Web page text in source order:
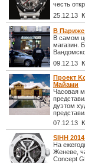
честь
25.12.13
В Париже
В самом
магазин.
09.12.13
Проект
Майами
Часовая
дуэтом
07.12.13
SIHH
На
Женеве,
Concept